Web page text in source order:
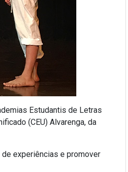
Estudantis de Letras
(CEU) Alvarenga, da
experiências e promover